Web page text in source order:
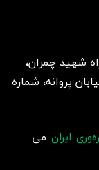
شهید چمران،
پروانه، شماره
ایران می